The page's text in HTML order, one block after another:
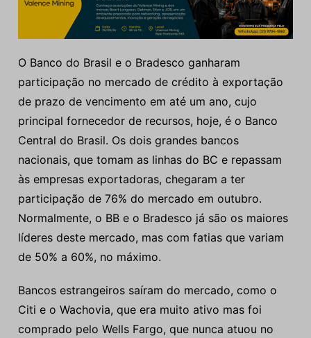
O Banco do Brasil e o Bradesco ganharam
participação no mercado de crédito à exportação
de prazo de vencimento em até um ano, cujo
principal fornecedor de recursos, hoje, é o Banco
Central do Brasil. Os dois grandes bancos
nacionais, que tomam as linhas do BC e repassam
às empresas exportadoras, chegaram a ter
participação de 76% do mercado em outubro.
Normalmente, o BB e o Bradesco já são os maiores
líderes deste mercado, mas com fatias que variam
de 50% a 60%, no máximo.
Bancos estrangeiros saíram do mercado, como o
Citi e o Wachovia, que era muito ativo mas foi
comprado pelo Wells Fargo, que nunca atuou no